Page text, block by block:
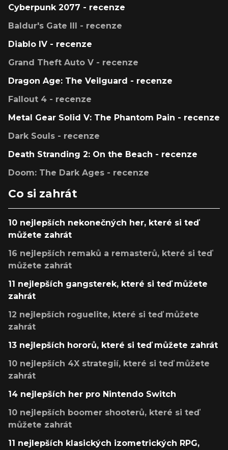
Cyberpunk 2077 - recenze
Baldur's Gate III - recenze
Diablo IV - recenze
Grand Theft Auto V - recenze
Dragon Age: The Veilguard - recenze
Fallout 4 - recenze
Metal Gear Solid V: The Phantom Pain - recenze
Dark Souls - recenze
Death Stranding 2: On the Beach - recenze
Doom: The Dark Ages - recenze
Co si zahrát
10 nejlepších nekonečných her, které si teď
můžete zahrát
16 nejlepších remaků a remasterů, které si teď
můžete zahrát
11 nejlepších gangsterek, které si teď můžete
zahrát
12 nejlepších roguelite, které si teď můžete
zahrát
13 nejlepších hororů, které si teď můžete zahrát
10 nejlepších 4X strategií, které si teď můžete
zahrát
14 nejlepších her pro Nintendo Switch
10 nejlepších boomer shooterů, které si teď
můžete zahrát
11 nejlepších klasických izometrických RPG,